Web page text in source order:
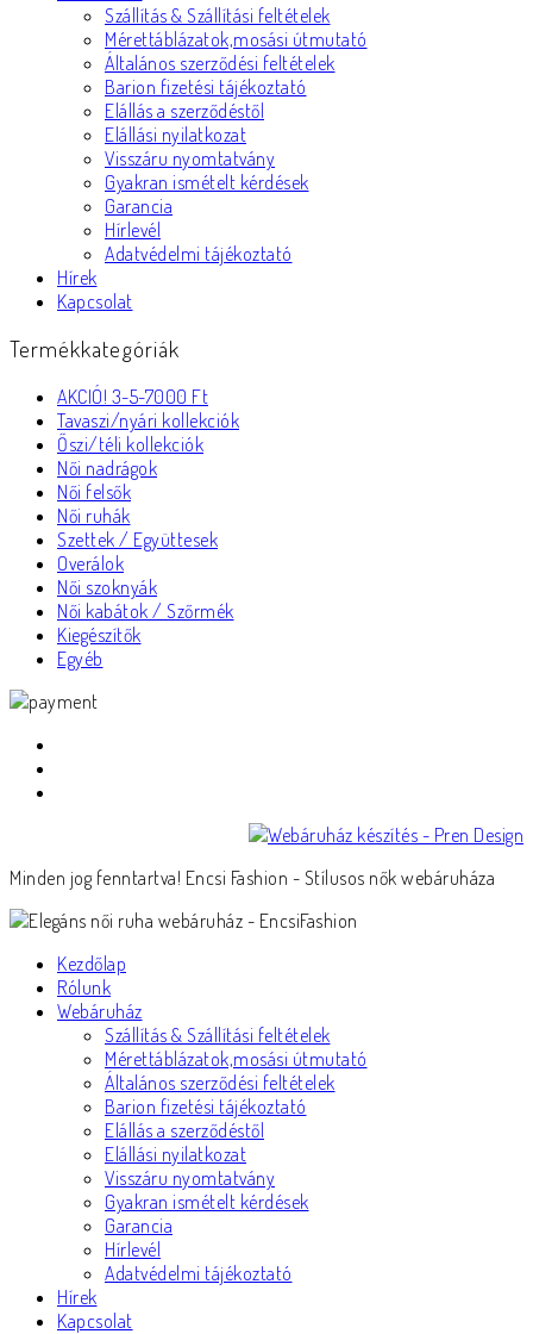
Szállítás & Szállítási feltételek
Mérettáblázatok,mosási útmutató
Általános szerződési feltételek
Barion fizetési tájékoztató
Elállás a szerződéstől
Elállási nyilatkozat
Visszáru nyomtatvány
Gyakran ismételt kérdések
Garancia
Hírlevél
Adatvédelmi tájékoztató
Hírek
Kapcsolat
Termékkategóriák
AKCIÓ! 3-5-7000 Ft
Tavaszi/nyári kollekciók
Őszi/téli kollekciók
Női nadrágok
Női felsők
Női ruhák
Szettek / Együttesek
Overálok
Női szoknyák
Női kabátok / Szőrmék
Kiegészítők
Egyéb
Minden jog fenntartva! Encsi Fashion - Stílusos nők webáruháza
Kezdőlap
Rólunk
Webáruház
Szállítás & Szállítási feltételek
Mérettáblázatok,mosási útmutató
Általános szerződési feltételek
Barion fizetési tájékoztató
Elállás a szerződéstől
Elállási nyilatkozat
Visszáru nyomtatvány
Gyakran ismételt kérdések
Garancia
Hírlevél
Adatvédelmi tájékoztató
Hírek
Kapcsolat